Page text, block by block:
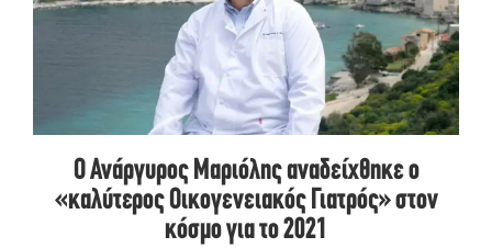
O Ανάργυρος Μαριόλης αναδείχθηκε o
«καλύτερος Οικογενειακός Γιατρός» στον
κόσμο για το 2021